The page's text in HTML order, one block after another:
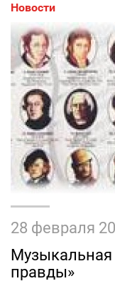
Новости
28 февраля
правды»